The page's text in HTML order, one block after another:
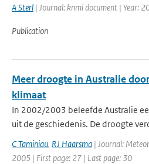
A Sterl | Journal: knmi document | Year:
Publication
Meer droogte in Australie
klimaat
In 2002/2003 beleefde Australie
uit de geschiedenis. De droogte
C Taminiau, RJ Haarsma | Journal:
2005 | First page: 27 | Last page: 30